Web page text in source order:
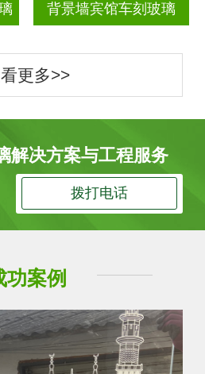
背景墙宾馆车刻玻璃
更多>>
解决方案与工程服务
拨打电话
功案例